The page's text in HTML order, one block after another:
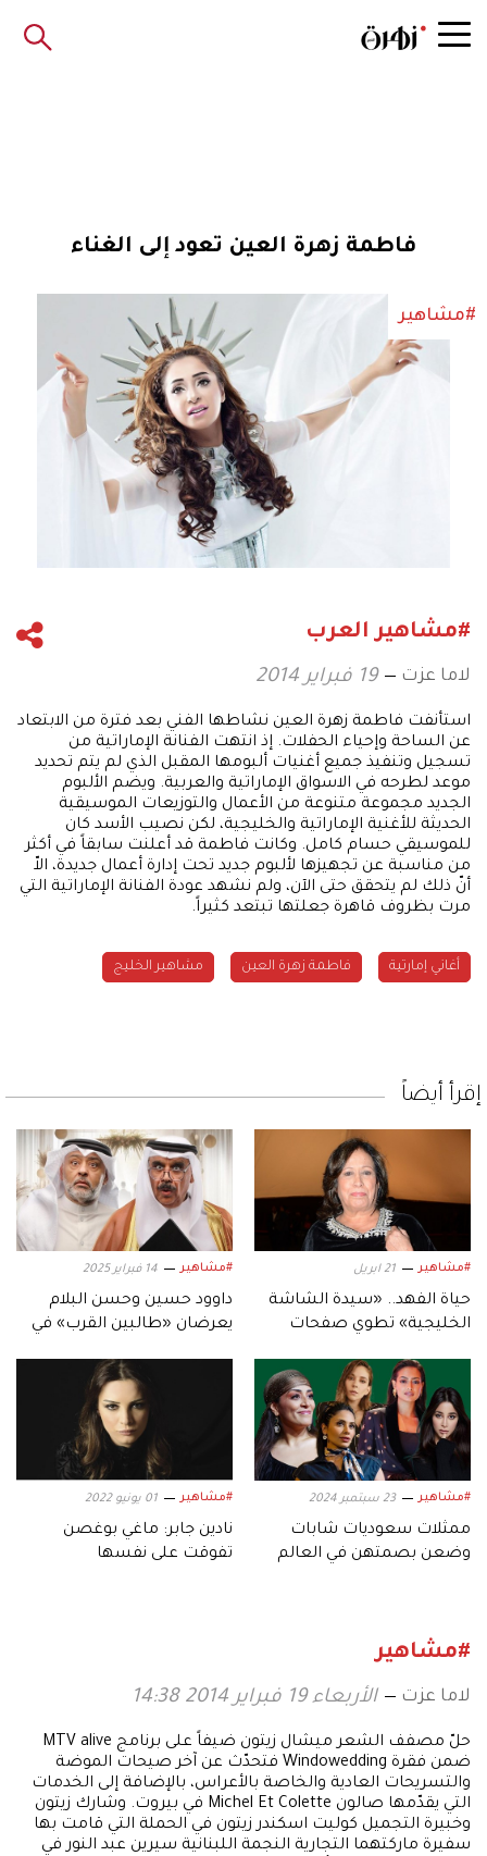
فاطمة زهرة العين تعود إلى الغناء
#مشاهير
#مشاهير العرب
لاما عزت 19 فبراير 2014
استأنفت فاطمة زهرة العين نشاطها الفني بعد فترة من الابتعاد
عن الساحة وإحياء الحفلات. إذ انتهت الفنانة الإماراتية من
تسجيل وتنفيذ جميع أغنيات ألبومها المقبل الذي لم يتم تحديد
موعد لطرحه في الاسواق الإماراتية والعربية. ويضم الألبوم
الجديد مجموعة متنوعة من الأعمال والتوزيعات الموسيقية
الحديثة للأغنية الإماراتية والخليجية، لكن نصيب الأسد كان
للموسيقي حسام كامل. وكانت فاطمة قد أعلنت سابقاً في أكثر
من مناسبة عن تجهيزها لألبوم جديد تحت إدارة أعمال جديدة، الاّ
أنّ ذلك لم يتحقق حتى الآن، ولم نشهد عودة الفنانة الإماراتية التي
مرت بظروف قاهرة جعلتها تبتعد كثيراً.
أغاني إمارتية فاطمة زهرة العين مشاهير الخليج
إقرأ أيضاً
#مشاهير 21 ابريل
حياة الفهد.. «سيدة الشاشة
الخليجية» تطوي صفحات
#مشاهير 14 فبراير 2025
داوود حسين وحسن البلام
يعرضان «طالبين القرب» في
مسلسل «السيرك»
#مشاهير 23 سبتمبر 2024
ممثلات سعوديات شابات
وضعن بصمتهن في العالم
#مشاهير 01 يونيو 2022
نادين جابر: ماغي بوغصن
تفوقت على نفسها
#مشاهير
لاما عزت الأربعاء 19 فبراير 2014 14:38
حلّ مصفف الشعر ميشال زيتون ضيفاً على برنامج MTV alive
ضمن فقرة Windowedding فتحدّث عن آخر صيحات الموضة
والتسريحات العادية والخاصة بالأعراس، بالإضافة إلى الخدمات
التي يقدّمها صالون Michel Et Colette في بيروت. وشارك زيتون
وخبيرة التجميل كوليت اسكندر زيتون في الحملة التي قامت بها
سفيرة ماركتهما التجارية النجمة اللبنانية سيرين عبد النور في